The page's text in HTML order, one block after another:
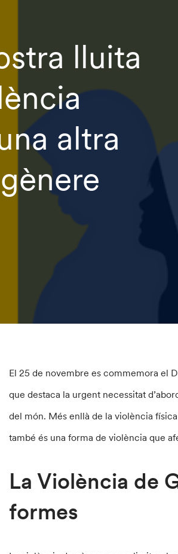
lluita
altra
El 25 de novembre es commemora el
que destaca la urgent necessitat
del món. Més enllà de la violència
també és una forma de violència que
La Violència de
formes